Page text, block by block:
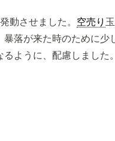
動させました。 空売り
暴落が来た時のために少
ように、配慮しました。